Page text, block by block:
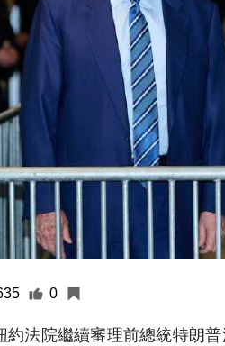
0
約法院繼續審理前總統特朗